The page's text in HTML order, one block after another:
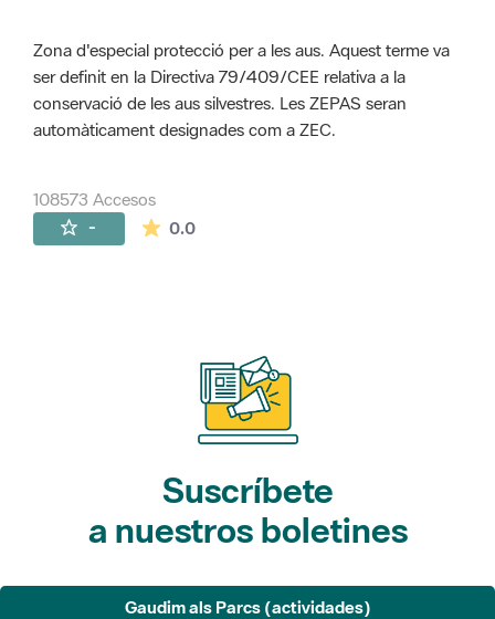
Zona d'especial protecció per a les aus. Aquest terme va
ser definit en la Directiva 79/409/CEE relativa a la
conservació de les aus silvestres. Les ZEPAS seran
automàticament designades com a ZEC.
108573 Accesos
- 0.0La valoración media es de 0 estrellas de
Suscríbete
a nuestros boletines
Gaudim als Parcs (actividades)